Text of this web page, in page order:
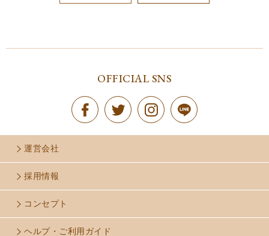
OFFICIAL SNS
運営会社
採用情報
コンセプト
ヘルプ・ご利用ガイド